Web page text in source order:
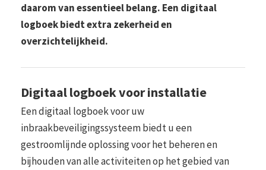
daarom van essentieel belang. Een digitaal
logboek biedt extra zekerheid en
overzichtelijkheid.
Digitaal logboek voor installatie
Een digitaal logboek voor uw
inbraakbeveiligingssysteem biedt u een
gestroomlijnde oplossing voor het beheren en
bijhouden van alle activiteiten op het gebied van